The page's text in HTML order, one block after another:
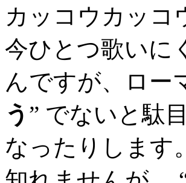
カッコウカッコ
今ひとつ歌いに
んですが、ロー
う ” でないと駄
なったりしま